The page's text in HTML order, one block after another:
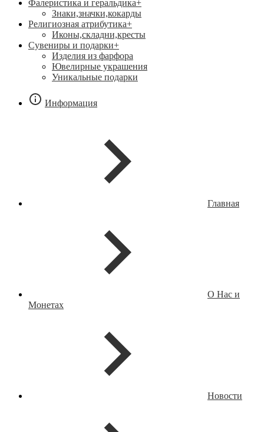
Фалеристика и геральдика+
Знаки,значки,кокарды
Религиозная атрибутика+
Иконы,складни,кресты
Сувениры и подарки+
Изделия из фарфора
Ювелирные украшения
Уникальные подарки
Информация
Главная
О Нас и
Монетах
Новости